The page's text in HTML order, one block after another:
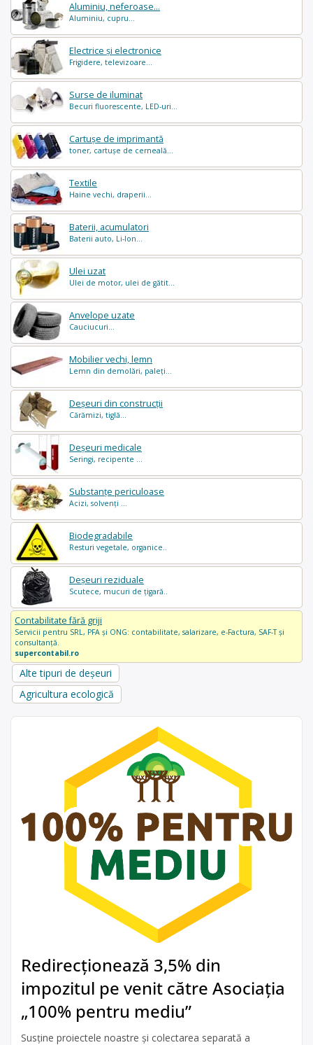
Aluminiu, neferoase...
Aluminiu, cupru...
Electrice și electronice
Frigidere, televizoare...
Surse de iluminat
Becuri fluorescente, LED-uri...
Cartușe de imprimantă
toner, cartușe de cerneală...
Textile
Haine vechi, draperii...
Baterii, acumulatori
Baterii auto, Li-Ion...
Ulei uzat
Ulei de motor, ulei de gătit...
Anvelope uzate
Cauciucuri...
Mobilier vechi, lemn
Lemn din demolări, paleți...
Deșeuri din construcții
Cărămizi, tiglă...
Deșeuri medicale
Seringi, recipente ...
Substanțe periculoase
Acizi, solvenți ...
Biodegradabile
Resturi vegetale, organice..
Deșeuri reziduale
Scutece, mucuri de țigară..
Contabilitate fără griji
Servicii pentru SRL, PFA și ONG: contabilitate, salarizare, e-Factura, SAF-T și
consultanță.
supercontabil.ro
Alte tipuri de deșeuri
Agricultura ecologică
Redirecționează 3,5% din
impozitul pe venit către Asociația
„100% pentru mediu”
Susține proiectele noastre și colectarea separată a